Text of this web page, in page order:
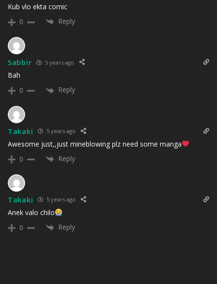
Kub vlo ekta comic
0
Reply
Sabbir 5 years ago
Bah
0
Reply
Takaki 5 years ago
Awesome just,,just mineblowing plz need some manga
0
Reply
Takaki 5 years ago
Anek valo chilo
0
Reply